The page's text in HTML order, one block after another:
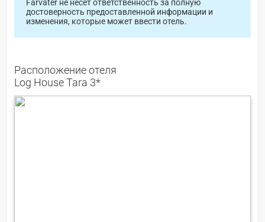
Farvater не несет ответственность за полную
достоверность предоставленной информации и
изменения, которые может ввести отель.
Расположение отеля
Log House Tara 3*